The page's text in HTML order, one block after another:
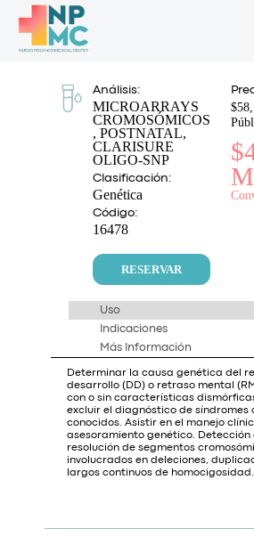
Análisis:
MICROARRAYS
CROMOSÓMICOS
, POSTNATAL,
CLARISURE
OLIGO-SNP
Clasificación:
Genética
Código:
16478
RESERVAR
Uso
Indicaciones
Más Información
Determinar la causa genética del
desarrollo (DD) o retraso mental
con o sin características
excluir el diagnóstico de síndromes
conocidos. Asistir en el manejo
asesoramiento genético. Detección
resolución de segmentos
involucrados en deleciones,
largos continuos de homocigosidad.